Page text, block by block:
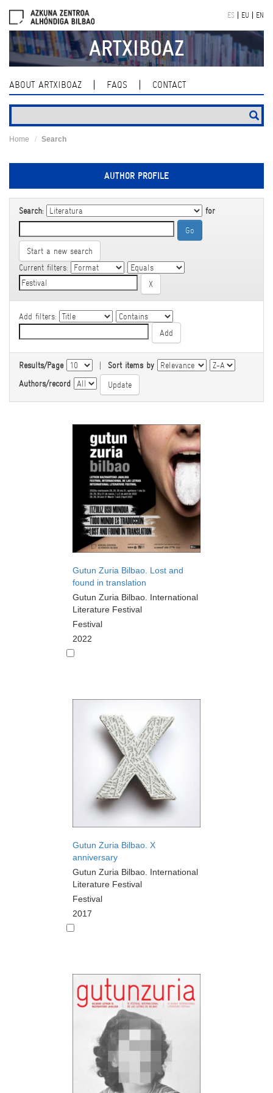
navigation
ES EU EN
ARTXIBOAZ
ABOUT ARTXIBOAZ FAQS CONTACT
Home Search
AUTHOR PROFILE
Search: for
Start a new search
Current filters:
Add filters:
Results/Page | Sort items by
Authors/record
Gutun Zuria Bilbao. Lost and
found in translation
Gutun Zuria Bilbao. International
Literature Festival
Festival
2022
Gutun Zuria Bilbao. X
anniversary
Gutun Zuria Bilbao. International
Literature Festival
Festival
2017